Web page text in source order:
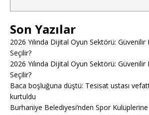
Son Yazılar
2026 Yılında Dijital Oyun Sektörü:
Seçilir?
2026 Yılında Dijital Oyun Sektörü:
Seçilir?
Baca boşluğuna düştü: Tesisat ustası
kurtuldu
Burhaniye Belediyesi’nden Spor